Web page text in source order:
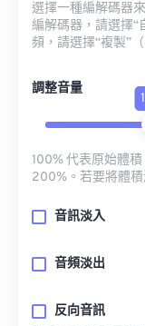
選擇一種編解碼器
編解碼器，請選擇“
頻，請選擇“複製”
調整音量
100% 代表原始體
200%。若要將體
音訊淡入
音頻淡出
反向音訊